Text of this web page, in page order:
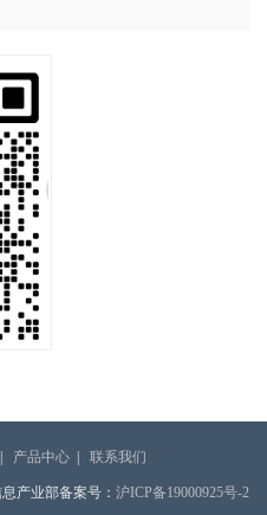
产品中心| 联系我们
产业部备案号： 沪ICP备19000925号-2